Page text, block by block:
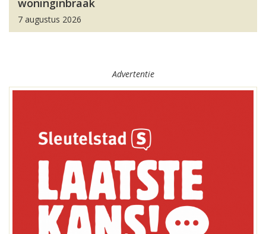
woninginbraak
7 augustus 2026
Advertentie